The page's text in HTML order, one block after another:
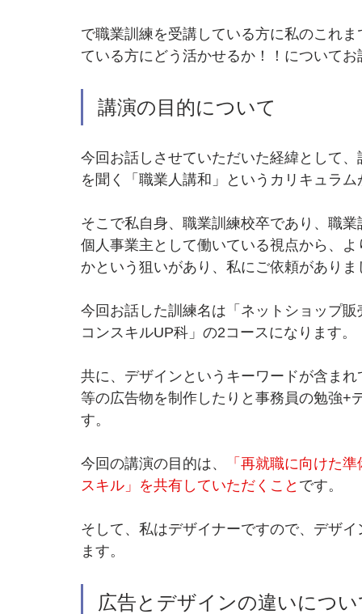
で職業訓練を受講している方に私のこれ
ている方にどう活かせるか！！について
講演の目的について
今回お話しさせていただいた経緯として
を聞く「職業人講和」というカリキュラ
そこで私自身、職業訓練校卒であり、職
個人事業主として働いている視点から、
かという狙いがあり、私にご依頼がありま
今回お話した訓練名は「ネットショップ
コンスキルUP科」の2コースになります。
共に、デザインというキーワードが含ま
等の広告物を制作したりと事務員の勉強+
す。
今回の講演の目的は、
「再就職に向けた
スキル」を共有していただくこと です。
そして、私はデザイナーですので、デザ
ます。
広告とデザインの違いにつ